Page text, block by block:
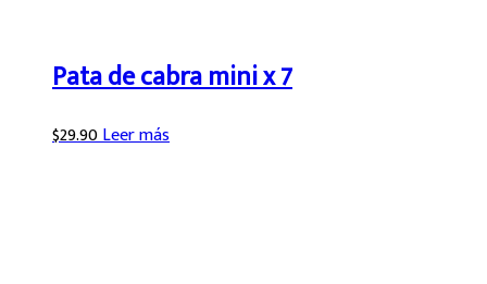
Pata de cabra mini x 7
$29.90Leer más